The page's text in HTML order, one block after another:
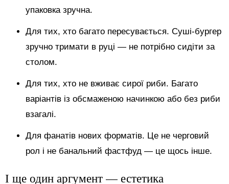
упаковка зручна.
Для тих, хто багато пересувається. Суші-бургер
зручно тримати в руці — не потрібно сидіти за
столом.
Для тих, хто не вживає сирої риби. Багато
варіантів із обсмаженою начинкою або без риби
взагалі.
Для фанатів нових форматів. Це не черговий
рол і не банальний фастфуд — це щось інше.
І ще один аргумент — естетика